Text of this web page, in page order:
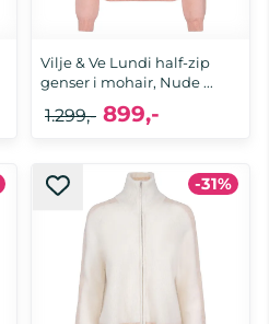
Vilje & Ve Lundi half-zip
genser i mohair, Nude ...
899,-
1.299,-
-31%